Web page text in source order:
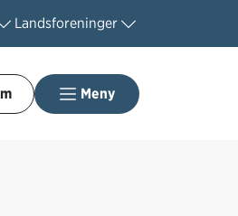
Landsforeninger
Meny